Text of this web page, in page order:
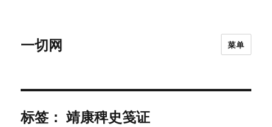
一切网 菜单
标签：靖康稗史笺证